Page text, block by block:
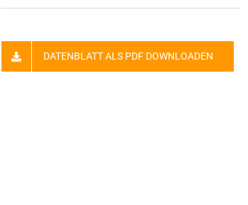
DATENBLATT ALS PDF DOWNLOADEN